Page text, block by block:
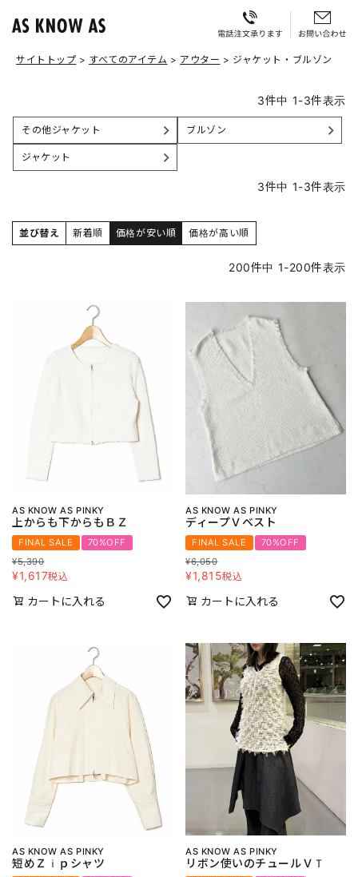
サイトトップ すべてのアイテム アウター ジャケット・ブルゾン
3件中 1-3件表示
その他ジャケット ブルゾン
ジャケット
3件中 1-3件表示
並び替え 新着順 価格が安い順 価格が高い順
200件中 1-200件表示
AS KNOW AS PINKY
上からも下からもＢＺ
FINAL SALE
70%OFF
¥5,390
¥1,617税込
カートに入れる
AS KNOW AS PINKY
ディープＶベスト
FINAL SALE
70%OFF
¥6,050
¥1,815税込
カートに入れる
AS KNOW AS PINKY
短めＺｉｐシャツ
AS KNOW AS PINKY
リボン使いのチュールＶＴ